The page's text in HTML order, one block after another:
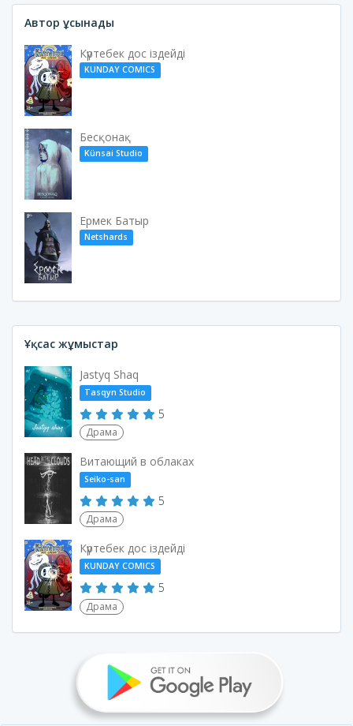
Автор ұсынады
Күртебек дос іздейді
KUNDAY COMICS
Бесқонақ
Künsai Studio
Ермек Батыр
Netshards
Ұқсас жұмыстар
Jastyq Shaq
Tasqyn Studio
5
Драма
Витающий в облаках
Seiko-san
5
Драма
Күртебек дос іздейді
KUNDAY COMICS
5
Драма